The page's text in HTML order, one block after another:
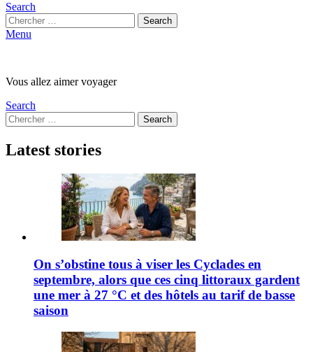
Search
Search
for:
Search
Menu
Vous allez aimer voyager
Search
Search
for:
Search
Latest stories
On s’obstine tous à viser les Cyclades en
septembre, alors que ces cinq littoraux gardent
une mer à 27 °C et des hôtels au tarif de basse
saison